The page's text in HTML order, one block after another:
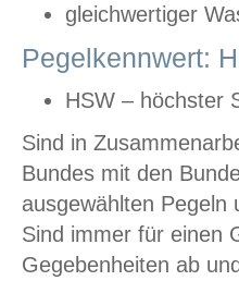
gleichwertiger
Pegelkennwert:
HSW – höchster
Sind in
Bundes mit den
ausgewählten
Sind immer für einen
Gegebenheiten ab